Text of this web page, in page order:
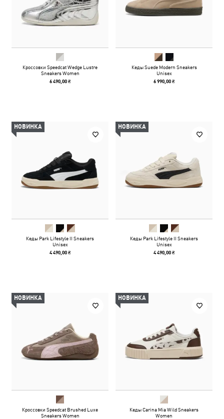
Кроссовки Speedcat Wedge Lustre
Sneakers Women
6 490,00 ₴
Кеды Suede Modern Sneakers
Unisex
6 990,00 ₴
НОВИНКА
Кеды Park Lifestyle II Sneakers
Unisex
4 490,00 ₴
НОВИНКА
Кеды Park Lifestyle II Sneakers
Unisex
4 490,00 ₴
НОВИНКА
Кроссовки Speedcat Brushed Luxe
Sneakers Women
НОВИНКА
Кеды Carina Mia Wild Sneakers
Women